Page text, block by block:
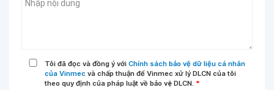
Tôi đã đọc và đồng ý với Chính sách bảo vệ dữ liệu cá nhân
của Vinmec và chấp thuận để Vinmec xử lý DLCN của tôi
theo quy định của pháp luật về bảo vệ DLCN. *